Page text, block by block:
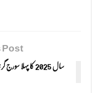
Post
سال 2025 کا پہلا